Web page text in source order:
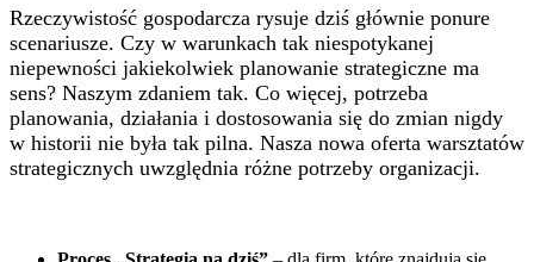
Rzeczywistość gospodarcza rysuje dziś głównie ponure
scenariusze. Czy w warunkach tak niespotykanej
niepewności jakiekolwiek planowanie strategiczne ma
sens? Naszym zdaniem tak. Co więcej, potrzeba
planowania, działania i dostosowania się do zmian nigdy
w historii nie była tak pilna. Nasza nowa oferta warsztatów
strategicznych uwzględnia różne potrzeby organizacji.